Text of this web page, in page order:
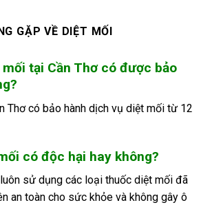
GẶP VỀ DIỆT MỐI
tại Cần Thơ có được bảo
Thơ có bảo hành dịch vụ diệt mối từ 12
có độc hại hay không?
luôn sử dụng các loại thuốc diệt mối đã
an toàn cho sức khỏe và không gây ô